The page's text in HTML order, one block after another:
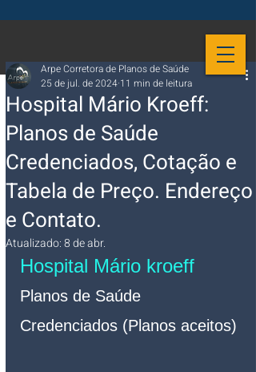
Hospital Mário Kroeff:
Planos de Saúde
Credenciados, Cotação e
Tabela de Preço. Endereço
e Contato.
Arpe Corretora de Planos de Saúde
25 de jul. de 2024 11 min de leitura
Atualizado:8 de abr.
Hospital Mário kroeff
Planos de Saúde
Credenciados (Planos aceitos)